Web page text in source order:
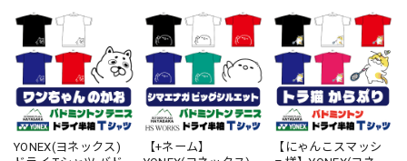
YONEX(ヨネックス)
【+ネーム】
【にゃんこスマッシ